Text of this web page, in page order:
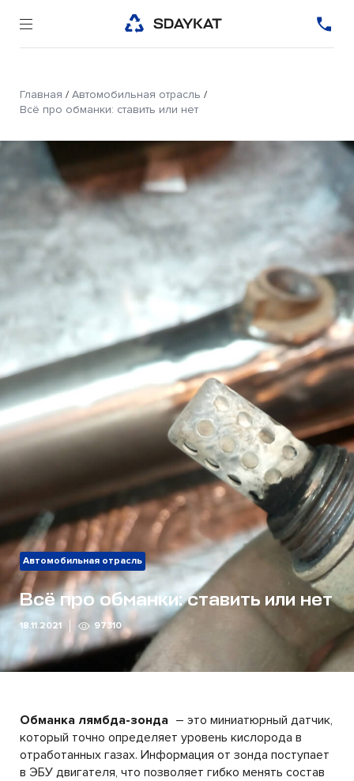
Главная / Автомобильная отрасль /
Всё про обманки: ставить или нет
Автомобильная отрасль
Всё про обманки: ставить или нет
18.11.2021 97310
Обманка лямбда-зонда – это миниатюрный датчик,
который точно определяет уровень кислорода в
отработанных газах. Информация от зонда поступает
в ЭБУ двигателя, что позволяет гибко менять состав